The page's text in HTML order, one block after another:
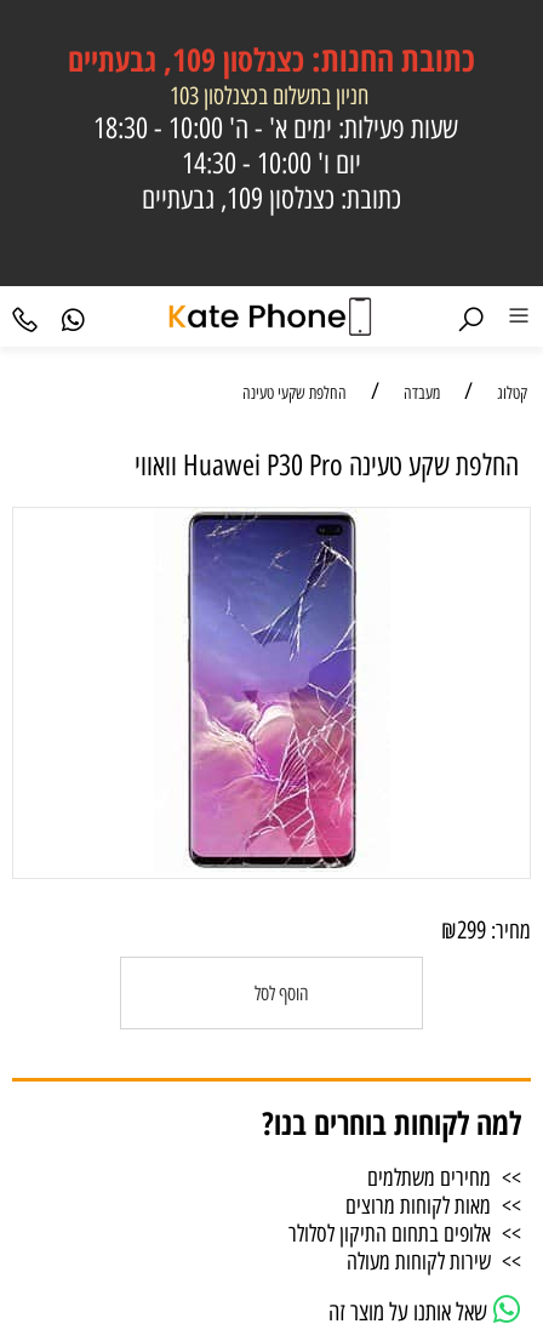
כתובתהחנות: כצנלסון 109, גבעתיים
חניון בתשלום בכצנלסון 103
שעות פעילות: ימים א' - ה' 10:00 - 18:30
יום ו' 10:00 - 14:30
כתובת: כצנלסון 109, גבעתיים
קטלוג / מעבדה / החלפת שקעי טעינה
‏החלפת שקע טעינה Huawei P30 Pro וואווי
מחיר: ₪299
הוסף לסל
למה לקוחות בוחרים בנו?
>> מחירים משתלמים
>> מאות לקוחות מרוצים
>> אלופים בתחום התיקון לסלולר
>> שירות לקוחות מעולה
שאל אותנו על מוצר זה